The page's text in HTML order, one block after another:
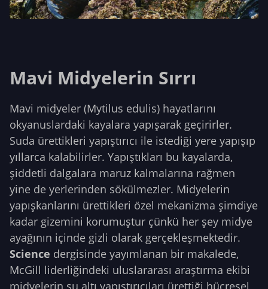
Mavi Midyelerin Sırrı
Mavi midyeler (Mytilus edulis) hayatlarını
okyanuslardaki kayalara yapışarak geçirirler.
Suda ürettikleri yapıştırıcı ile istediği yere yapışıp
yıllarca kalabilirler. Yapıştıkları bu kayalarda,
şiddetli dalgalara maruz kalmalarına rağmen
yine de yerlerinden sökülmezler. Midyelerin
yapışkanlarını ürettikleri özel mekanizma şimdiye
kadar gizemini korumuştur çünkü her şey midye
ayağının içinde gizli olarak gerçekleşmektedir.
Science dergisinde yayımlanan bir makalede,
McGill liderliğindeki uluslararası araştırma ekibi